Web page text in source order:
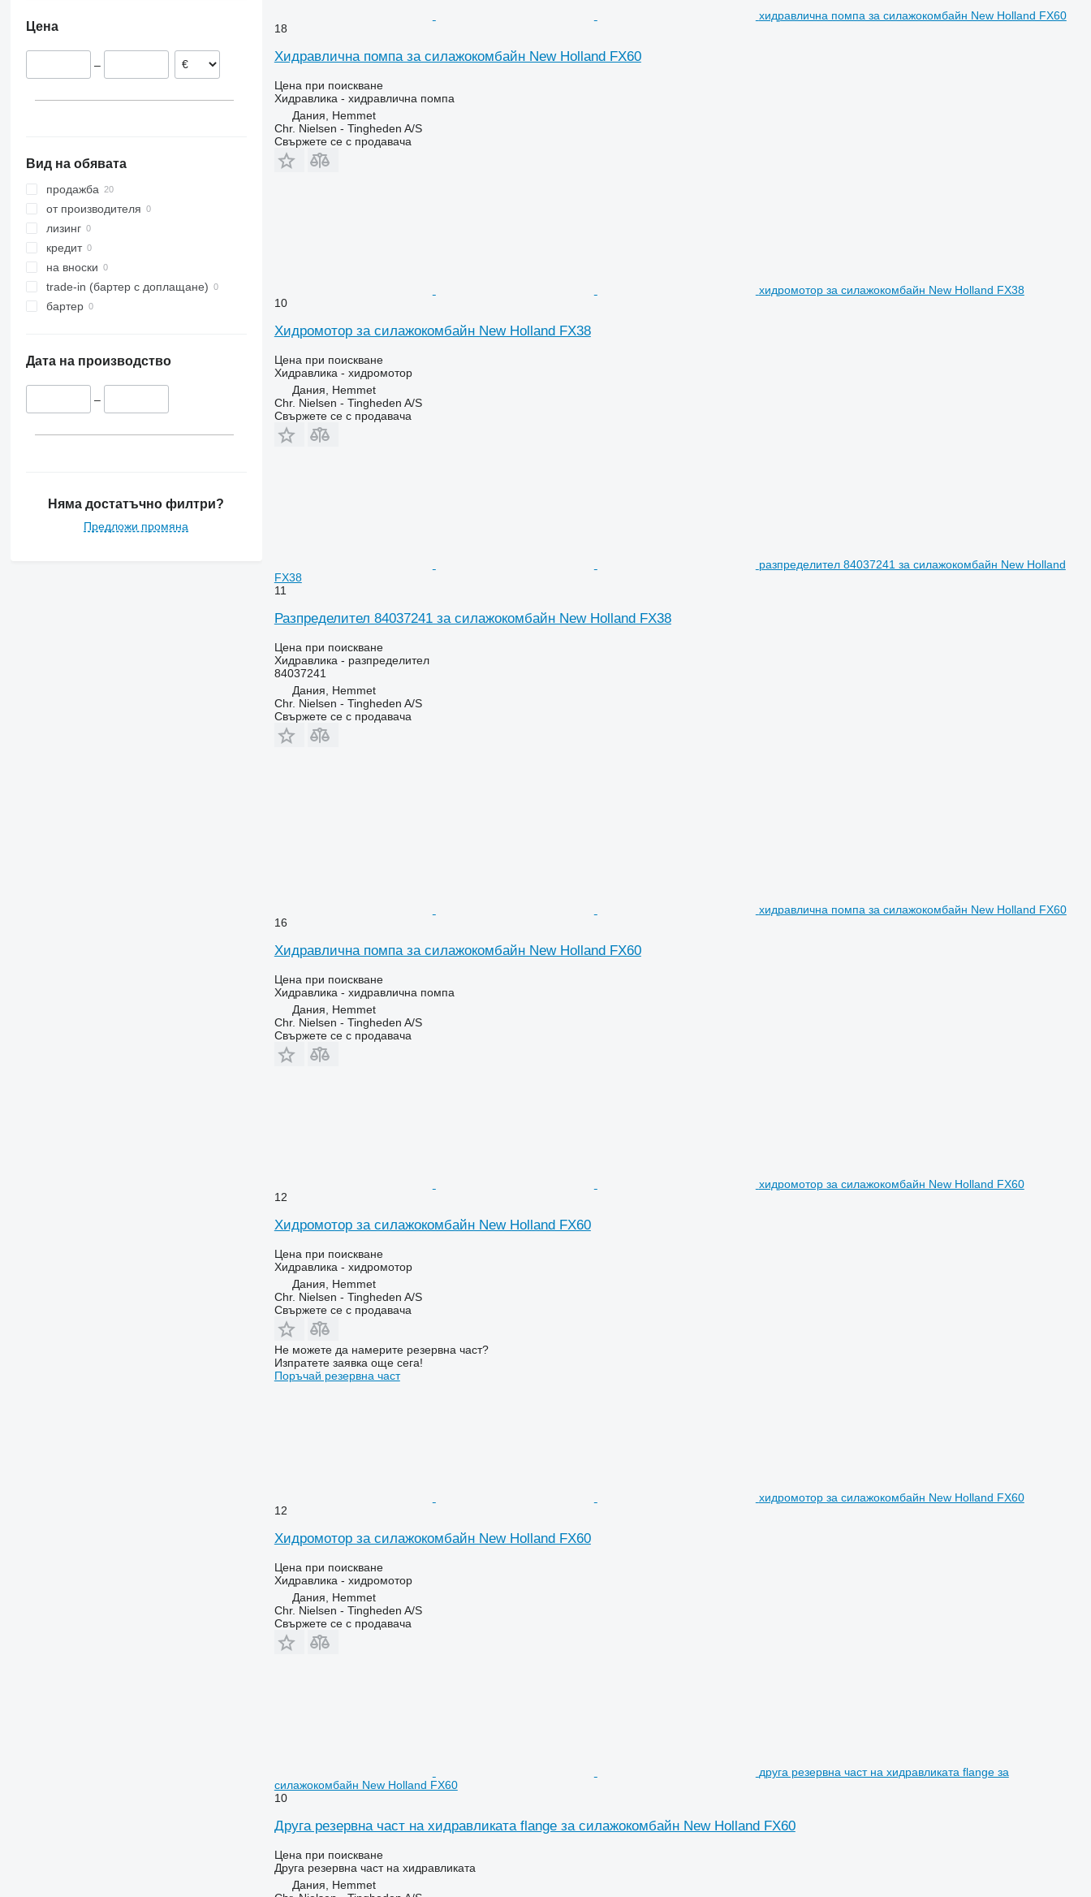
Цена
–
Вид на обявата
продажба
от производителя
лизинг
кредит
на вноски
trade-in (бартер с доплащане)
бартер
Дата на производство
–
Няма достатъчно филтри?
Предложи промяна
хидравлична помпа за силажокомбайн New Holland FX60
18
Хидравлична помпа за силажокомбайн New Holland FX60
Цена при поискване
Хидравлика - хидравлична помпа
Дания, Hemmet
Chr. Nielsen - Tingheden A/S
Свържете се с продавача
хидромотор за силажокомбайн New Holland FX38
10
Хидромотор за силажокомбайн New Holland FX38
Цена при поискване
Хидравлика - хидромотор
Дания, Hemmet
Chr. Nielsen - Tingheden A/S
Свържете се с продавача
разпределител 84037241 за силажокомбайн New Holland
FX38
11
Разпределител 84037241 за силажокомбайн New Holland FX38
Цена при поискване
Хидравлика - разпределител
84037241
Дания, Hemmet
Chr. Nielsen - Tingheden A/S
Свържете се с продавача
хидравлична помпа за силажокомбайн New Holland FX60
16
Хидравлична помпа за силажокомбайн New Holland FX60
Цена при поискване
Хидравлика - хидравлична помпа
Дания, Hemmet
Chr. Nielsen - Tingheden A/S
Свържете се с продавача
хидромотор за силажокомбайн New Holland FX60
12
Хидромотор за силажокомбайн New Holland FX60
Цена при поискване
Хидравлика - хидромотор
Дания, Hemmet
Chr. Nielsen - Tingheden A/S
Свържете се с продавача
Не можете да намерите резервна част?
Изпратете заявка още сега!
Поръчай резервна част
хидромотор за силажокомбайн New Holland FX60
12
Хидромотор за силажокомбайн New Holland FX60
Цена при поискване
Хидравлика - хидромотор
Дания, Hemmet
Chr. Nielsen - Tingheden A/S
Свържете се с продавача
друга резервна част на хидравликата flange за
силажокомбайн New Holland FX60
10
Друга резервна част на хидравликата flange за силажокомбайн New Holland FX60
Цена при поискване
Друга резервна част на хидравликата
Дания, Hemmet